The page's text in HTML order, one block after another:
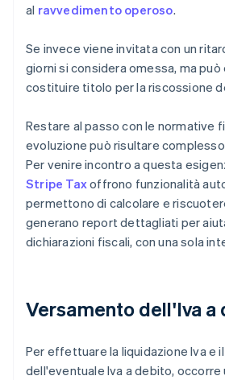
al ravvedimento operoso.
Se invece viene invitata con un
giorni si considera omessa, ma può
costituire titolo per la riscossione
Restare al passo con le normative
evoluzione può risultare
Per venire incontro a questa
Stripe Taxoffrono funzionalità
permettono di calcolare e
generano report dettagliati per
dichiarazioni fiscali, con una sola
Versamento dell'Iva a
Per effettuare la liquidazione Iva e
dell'eventuale Iva a debito, occorre